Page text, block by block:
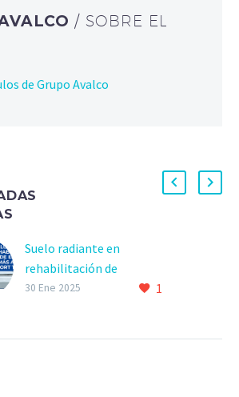
/ SOBRE EL
de Grupo Avalco
Suelo radiante en
rehabilitación de
edificios, más allá del
1
30 Ene 2025